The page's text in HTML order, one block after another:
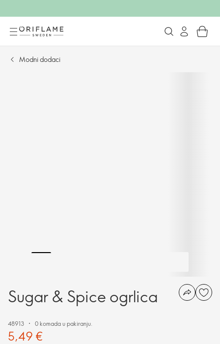
Modni dodaci
Sugar & Spice ogrlica
48913 0 komada u pakiranju.
5,49 €